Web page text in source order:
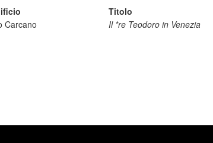
Titolo
Carcano Il *re Teodoro in Venezia